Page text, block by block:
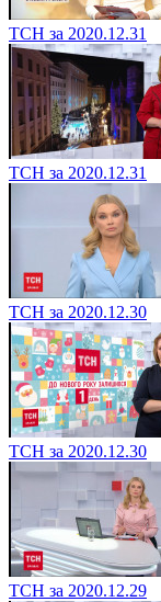
ТСН за 2020.12.31
ТСН за 2020.12.31
ТСН за 2020.12.30
ТСН за 2020.12.30
ТСН за 2020.12.29